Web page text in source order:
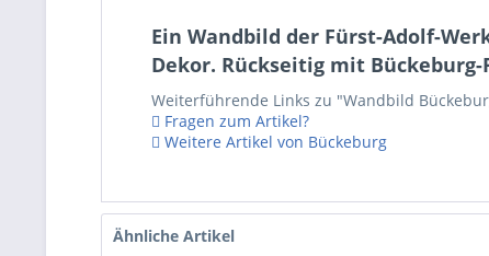
Ein Wandbild der Fürst-Adolf-
Dekor. Rückseitig mit
Weiterführende Links zu "Wandbild
Fragen zum Artikel?
Weitere Artikel von Bückeburg
Ähnliche Artikel